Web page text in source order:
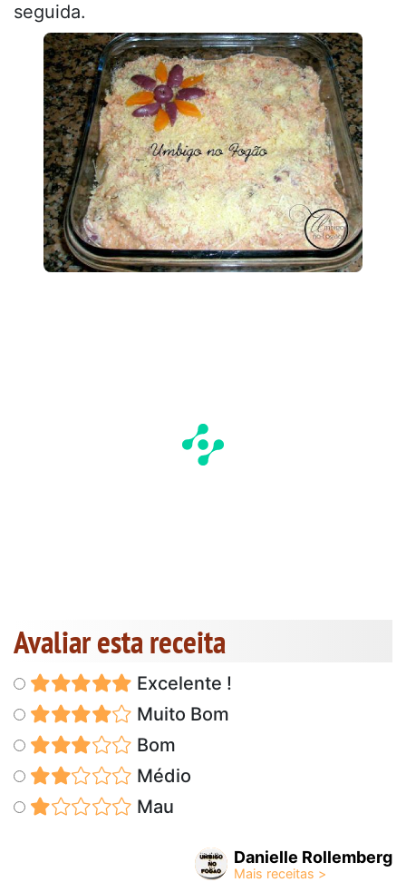
seguida.
Avaliar esta receita
Excelente !
Muito Bom
Bom
Médio
Mau
Danielle Rollemberg